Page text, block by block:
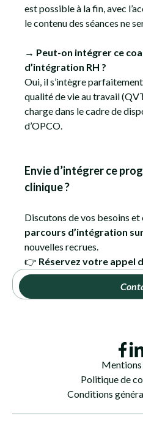
est possible à la fin, avec
le contenu des séances ne
→ Peut-on intégrer ce
d’intégration RH ?
Oui, il s’intègre
qualité de vie au travail
charge dans le cadre de
d’OPCO.
Envie d’intégrer ce
clinique ?
Discutons de vos besoins
parcours d’intégration
nouvelles recrues.
👉 Réservez votre appel
Mentions
Politique de
Conditions